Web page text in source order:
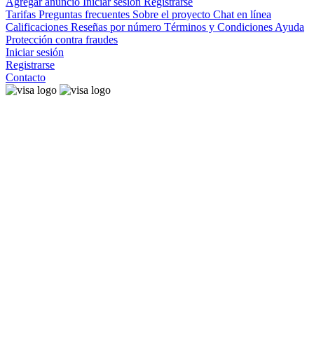
Tarifas Preguntas frecuentes Sobre el proyecto Chat en línea
Calificaciones Reseñas por número Términos y Condiciones Ayuda
Protección contra fraudes
Iniciar sesión
Registrarse
Contacto